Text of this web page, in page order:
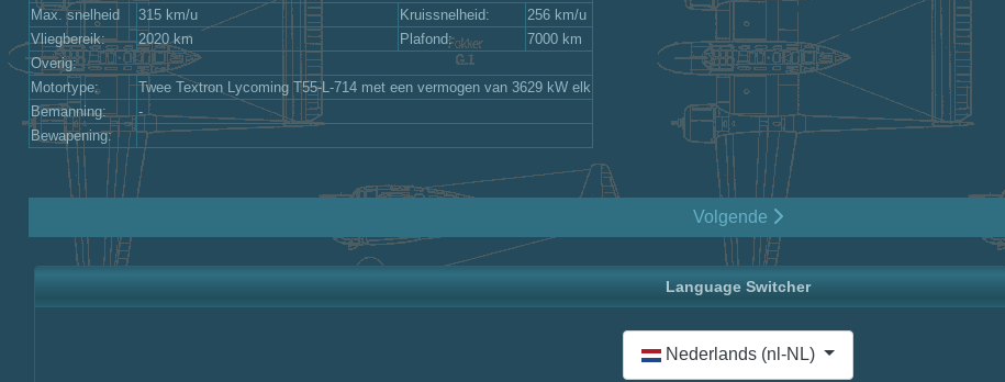
Max. snelheid
315 km/u Kruissnelheid:
256 km/u
Vliegbereik:
2020 km Plafond:
7000 km
Overig:
Motortype:
Twee Textron Lycoming T55-L-714 met een vermogen van 3629 kW elk
Bemanning:
-
Bewapening:
Volgende
Language Switcher
Selecteer de taal
Nederlands (nl-NL)